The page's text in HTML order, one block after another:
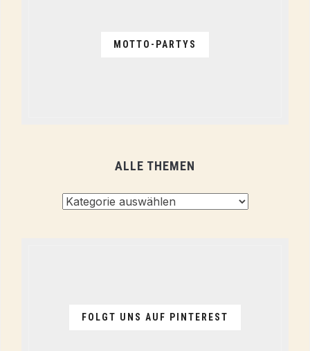
MOTTO-PARTYS
ALLE THEMEN
FOLGT UNS AUF PINTEREST